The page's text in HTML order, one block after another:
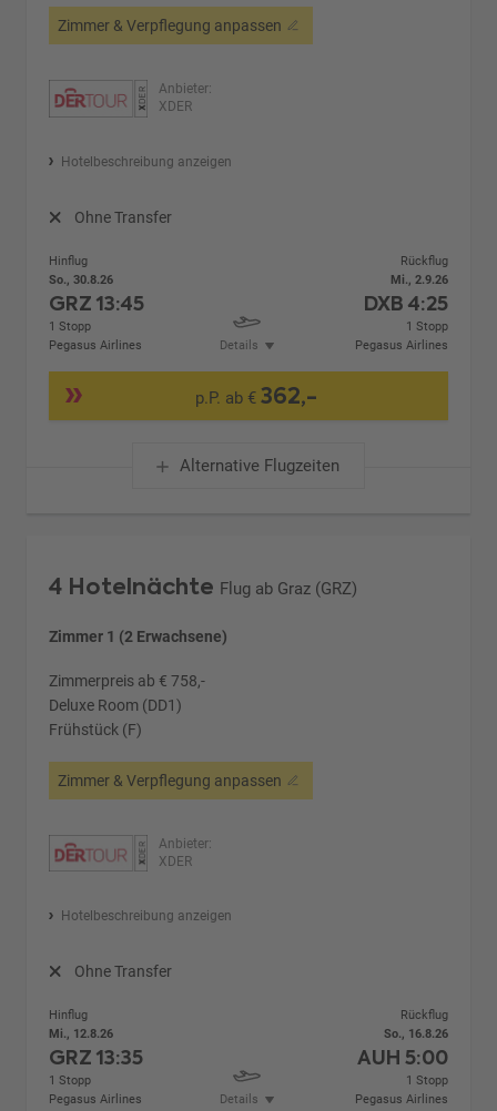
Zimmer & Verpflegung anpassen
Anbieter:
XDER
Hotelbeschreibung anzeigen
Ohne Transfer
Hinflug
So., 30.8.26
GRZ13:45
1 Stopp
Pegasus Airlines
Details
Rückflug
Mi., 2.9.26
DXB 4:25
1 Stopp
Pegasus Airlines
p.P. ab €362,-
Alternative Flugzeiten
4 Hotelnächte Flug ab Graz (GRZ)
Zimmer 1 (2 Erwachsene)
Zimmerpreis ab € 758,-
Deluxe Room (DD1)
Frühstück (F)
Zimmer & Verpflegung anpassen
Anbieter:
XDER
Hotelbeschreibung anzeigen
Ohne Transfer
Hinflug
Mi., 12.8.26
GRZ13:35
1 Stopp
Pegasus Airlines
Details
Rückflug
So., 16.8.26
AUH 5:00
1 Stopp
Pegasus Airlines